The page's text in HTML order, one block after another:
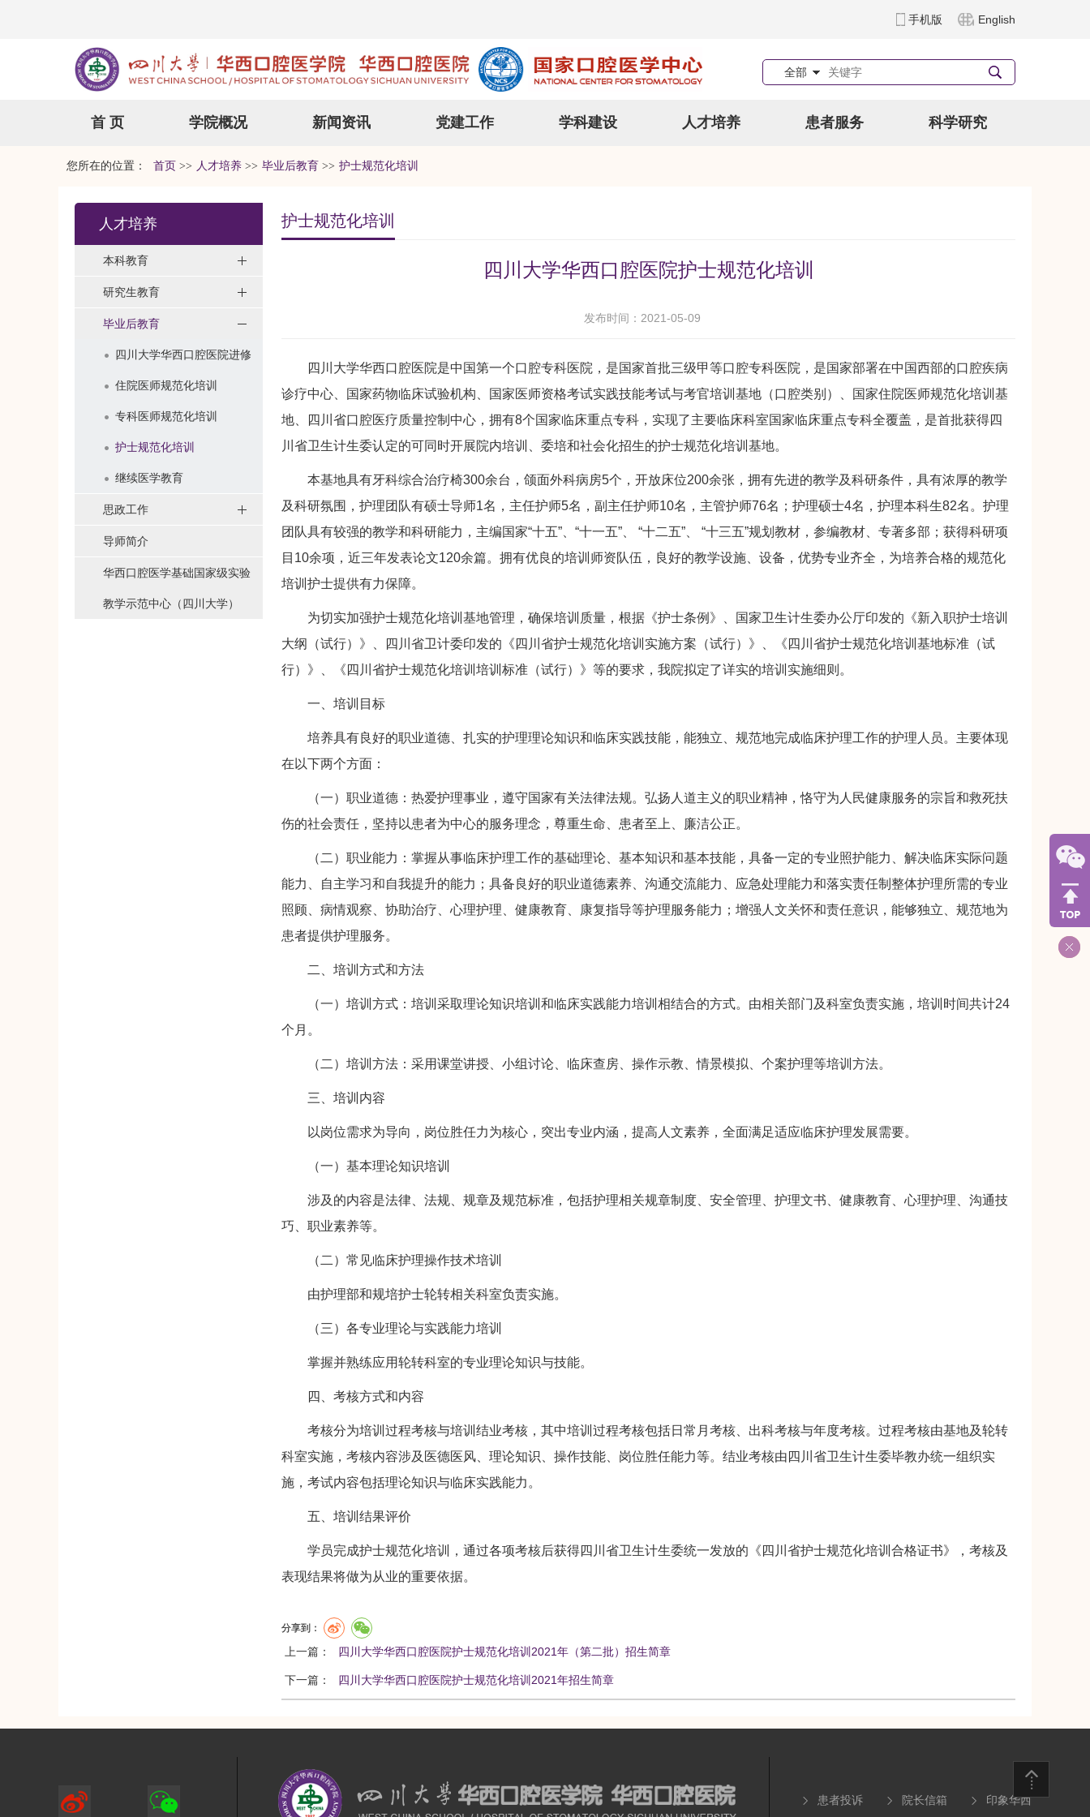
手机版 English
全部
首 页 学院概况 新闻资讯 党建工作 学科建设 人才培养 患者服务 科学研究
您所在的位置： 首页 >> 人才培养 >> 毕业后教育 >> 护士规范化培训
人才培养
本科教育
研究生教育
毕业后教育
四川大学华西口腔医院进修
住院医师规范化培训
专科医师规范化培训
护士规范化培训
继续医学教育
思政工作
导师简介
华西口腔医学基础国家级实验
教学示范中心（四川大学）
护士规范化培训
四川大学华西口腔医院护士规范化培训
发布时间：2021-05-09
四川大学华西口腔医院是中国第一个口腔专科医院，是国家首批三级甲等口腔专科医院，是国家部署在中国西部的口腔疾病
诊疗中心、国家药物临床试验机构、国家医师资格考试实践技能考试与考官培训基地（口腔类别）、国家住院医师规范化培训基
地、四川省口腔医疗质量控制中心，拥有8个国家临床重点专科，实现了主要临床科室国家临床重点专科全覆盖，是首批获得四
川省卫生计生委认定的可同时开展院内培训、委培和社会化招生的护士规范化培训基地。
本基地具有牙科综合治疗椅300余台，颌面外科病房5个，开放床位200余张，拥有先进的教学及科研条件，具有浓厚的教学
及科研氛围，护理团队有硕士导师1名，主任护师5名，副主任护师10名，主管护师76名；护理硕士4名，护理本科生82名。护理
团队具有较强的教学和科研能力，主编国家“十五”、“十一五”、 “十二五”、 “十三五”规划教材，参编教材、专著多部；获得科研项
目10余项，近三年发表论文120余篇。拥有优良的培训师资队伍，良好的教学设施、设备，优势专业齐全，为培养合格的规范化
培训护士提供有力保障。
为切实加强护士规范化培训基地管理，确保培训质量，根据《护士条例》、国家卫生计生委办公厅印发的《新入职护士培训
大纲（试行）》、四川省卫计委印发的《四川省护士规范化培训实施方案（试行）》、《四川省护士规范化培训基地标准（试
行）》、《四川省护士规范化培训培训标准（试行）》等的要求，我院拟定了详实的培训实施细则。
一、培训目标
培养具有良好的职业道德、扎实的护理理论知识和临床实践技能，能独立、规范地完成临床护理工作的护理人员。主要体现
在以下两个方面：
（一）职业道德：热爱护理事业，遵守国家有关法律法规。弘扬人道主义的职业精神，恪守为人民健康服务的宗旨和救死扶
伤的社会责任，坚持以患者为中心的服务理念，尊重生命、患者至上、廉洁公正。
（二）职业能力：掌握从事临床护理工作的基础理论、基本知识和基本技能，具备一定的专业照护能力、解决临床实际问题
能力、自主学习和自我提升的能力；具备良好的职业道德素养、沟通交流能力、应急处理能力和落实责任制整体护理所需的专业
照顾、病情观察、协助治疗、心理护理、健康教育、康复指导等护理服务能力；增强人文关怀和责任意识，能够独立、规范地为
患者提供护理服务。
二、培训方式和方法
（一）培训方式：培训采取理论知识培训和临床实践能力培训相结合的方式。由相关部门及科室负责实施，培训时间共计24
个月。
（二）培训方法：采用课堂讲授、小组讨论、临床查房、操作示教、情景模拟、个案护理等培训方法。
三、培训内容
以岗位需求为导向，岗位胜任力为核心，突出专业内涵，提高人文素养，全面满足适应临床护理发展需要。
（一）基本理论知识培训
涉及的内容是法律、法规、规章及规范标准，包括护理相关规章制度、安全管理、护理文书、健康教育、心理护理、沟通技
巧、职业素养等。
（二）常见临床护理操作技术培训
由护理部和规培护士轮转相关科室负责实施。
（三）各专业理论与实践能力培训
掌握并熟练应用轮转科室的专业理论知识与技能。
四、考核方式和内容
考核分为培训过程考核与培训结业考核，其中培训过程考核包括日常月考核、出科考核与年度考核。过程考核由基地及轮转
科室实施，考核内容涉及医德医风、理论知识、操作技能、岗位胜任能力等。结业考核由四川省卫生计生委毕教办统一组织实
施，考试内容包括理论知识与临床实践能力。
五、培训结果评价
学员完成护士规范化培训，通过各项考核后获得四川省卫生计生委统一发放的《四川省护士规范化培训合格证书》，考核及
表现结果将做为从业的重要依据。
分享到：
上一篇： 四川大学华西口腔医院护士规范化培训2021年（第二批）招生简章
下一篇： 四川大学华西口腔医院护士规范化培训2021年招生简章
患者投诉 院长信箱 印象华西